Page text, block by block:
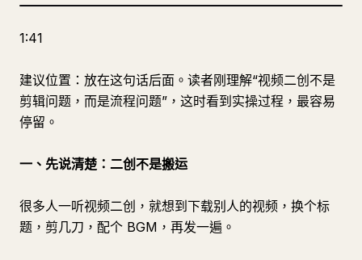
1:41
建议位置：放在这句话后面。读者刚理解“视频二创不是
剪辑问题，而是流程问题”，这时看到实操过程，最容易
停留。
一、先说清楚：二创不是搬运
很多人一听视频二创，就想到下载别人的视频，换个标
题，剪几刀，配个 BGM，再发一遍。